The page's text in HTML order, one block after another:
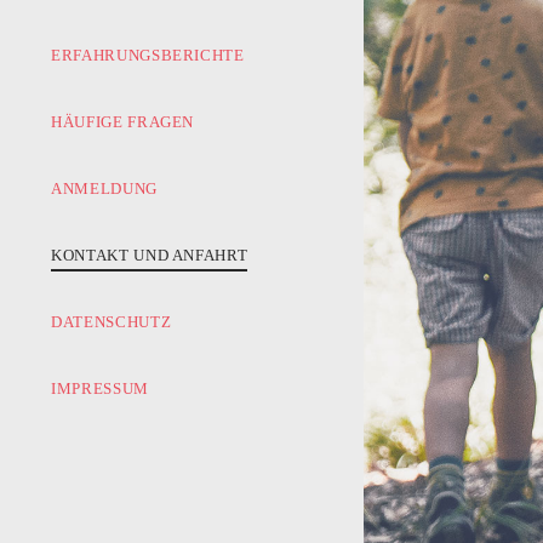
ERFAHRUNGSBERICHTE
HÄUFIGE FRAGEN
ANMELDUNG
KONTAKT UND ANFAHRT
DATENSCHUTZ
IMPRESSUM